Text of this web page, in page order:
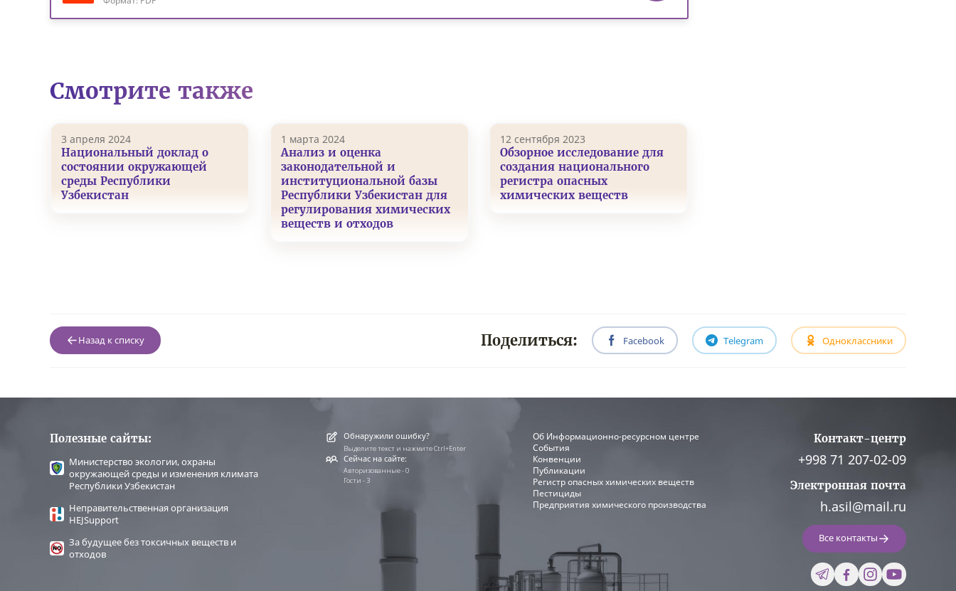
Смотрите также
3 апреля 2024
Национальный доклад о
состоянии окружающей
среды Республики
Узбекистан
1 марта 2024
Анализ и оценка
законодательной и
институциональной базы
Республики Узбекистан для
регулирования химических
веществ и отходов
12 сентября 2023
Обзорное исследование для
создания национального
регистра опасных
химических веществ
Назад к списку Поделиться: Facebook Telegram Одноклассники
Полезные сайты:
Министерство экологии, охраны
окружающей среды и изменения климата
Республики Узбекистан
Неправительственная организация
HEJSupport
За будущее без токсичных веществ и
отходов
Обнаружили ошибку?
Выделите текст и нажмите Ctrl+Enter
Сейчас на сайте:
Авторизованные - 0
Гости - 3
Об Информационно-ресурсном центре
События
Конвенции
Публикации
Регистр опасных химических веществ
Пестициды
Предприятия химического производства
Контакт-центр
+998 71 207-02-09
Электронная почта
h.asil@mail.ru
Все контакты